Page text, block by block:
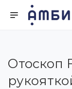
Отоскоп